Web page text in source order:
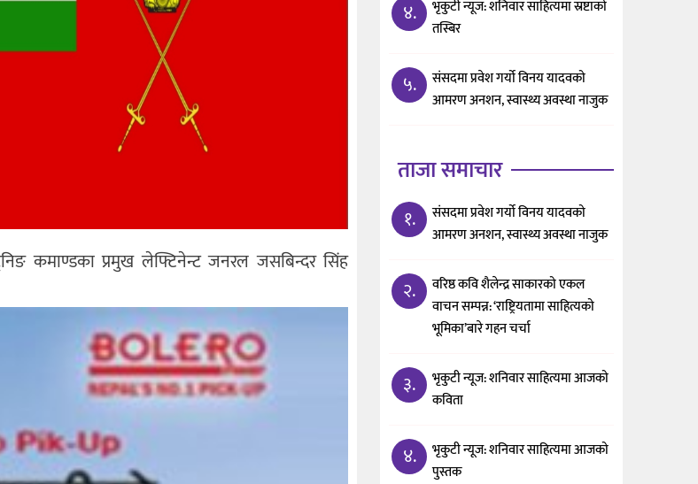
कमाण्डका प्रमुख लेफ्टिनेन्ट जनरल जसबिन्दर सिंह
४.
भृकुटी न्यूज: शनिवार साहित्यमा स्रष्टाको
तस्बिर
५.
संसदमा प्रवेश गर्यो विनय यादवको
आमरण अनशन, स्वास्थ्य अवस्था नाजुक
ताजा समाचार
१.
संसदमा प्रवेश गर्यो विनय यादवको
आमरण अनशन, स्वास्थ्य अवस्था नाजुक
२.
वरिष्ठ कवि शैलेन्द्र साकारको एकल
वाचन सम्पन्न: ‘राष्ट्रियतामा साहित्यको
भूमिका’बारे गहन चर्चा
३.
भृकुटी न्यूज: शनिवार साहित्यमा आजको
कविता
४.
भृकुटी न्यूज: शनिवार साहित्यमा आजको
पुस्तक